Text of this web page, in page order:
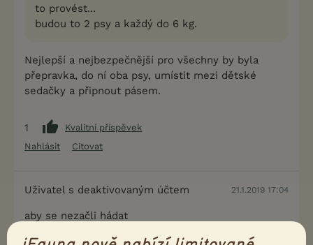
to provést...
budou to 2 psy a každý do 6 kg.
Nejlepší a nejbezpečnější pro všechny by byla
přepravka, do ní oba psy, umístit mezi dětské
sedačky a připnout pásem.
1
Kvalitní příspěvek
Nahlásit
Citovat
Uživatel s deaktivovaným účtem 21.1.2019 17:04
aby se nezačli hádat